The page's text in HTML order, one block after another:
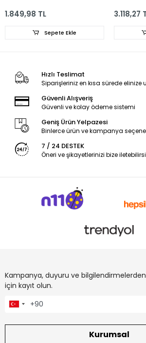
1.849,98 TL
Sepete Ekle
3.118,27
Hızlı Teslimat
Siparişleriniz en kısa sürede elinize
Güvenli Alışveriş
Güvenli ve kolay ödeme sistemi
Geniş Ürün Yelpazesi
Binlerce ürün ve kampanya
7 / 24 DESTEK
Öneri ve şikayetlerinizi bize
Kampanya, duyuru ve
için kayıt olun.
Kurumsal